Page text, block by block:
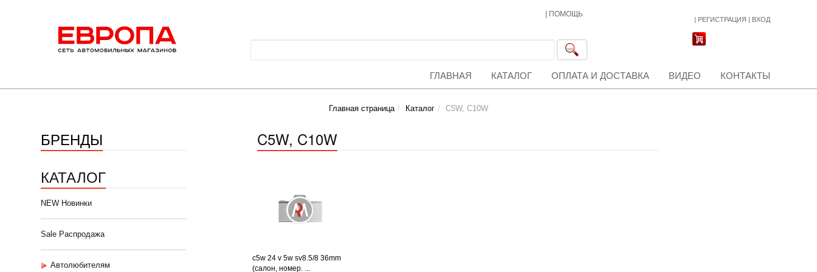
ПОМОЩЬ
| РЕГИСТРАЦИЯ | ВХОД
ГЛАВНАЯ КАТАЛОГ ОПЛАТА И ДОСТАВКА ВИДЕО КОНТАКТЫ
Главная страница Каталог C5W, C10W
БРЕНДЫ
КАТАЛОГ
NEW Новинки
Sale Распродажа
Автолюбителям
C5W, C10W
c5w 24 v 5w sv8.5/8 36mm
(салон, номер. ...